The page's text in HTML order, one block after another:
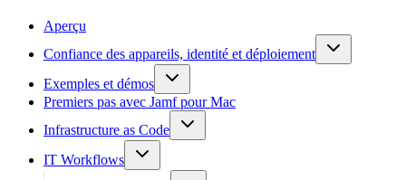
Aperçu
Confiance des appareils, identité et déploiement
Exemples et démos
Premiers pas avec Jamf pour Mac
Infrastructure as Code
IT Workflows